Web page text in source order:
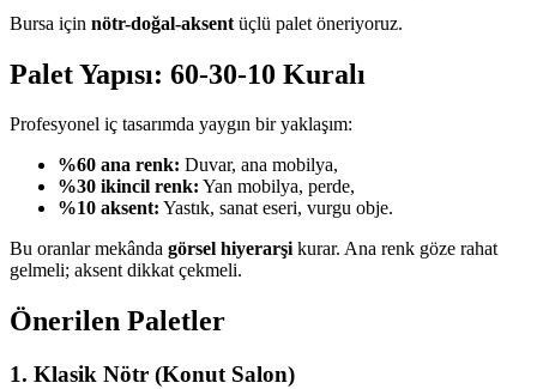
Bursa için nötr-doğal-aksent üçlü palet öneriyoruz.
Palet Yapısı: 60-30-10 Kuralı
Profesyonel iç tasarımda yaygın bir yaklaşım:
%60 ana renk: Duvar, ana mobilya,
%30 ikincil renk: Yan mobilya, perde,
%10 aksent: Yastık, sanat eseri, vurgu obje.
Bu oranlar mekânda görsel hiyerarşikurar. Ana renk göze rahat
gelmeli; aksent dikkat çekmeli.
Önerilen Paletler
1. Klasik Nötr (Konut Salon)